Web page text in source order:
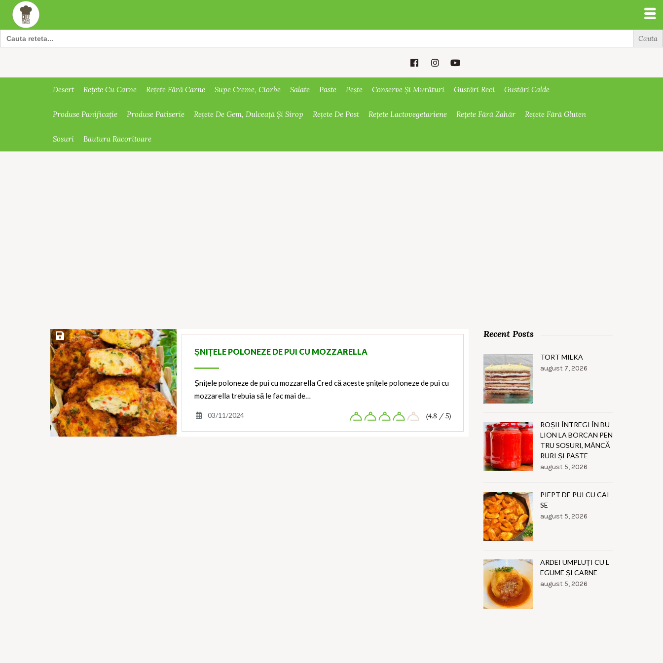
Search
for:
Desert Rețete Cu Carne Rețete Fără Carne Supe Creme, Ciorbe Salate Paste Pește Conserve Și Murături Gustări Reci Gustări Calde
Produse Panificație Produse Patiserie Rețete De Gem, Dulceață Și Sirop Rețete De Post Rețete Lactovegetariene Rețete Fără Zahăr Rețete Fără Gluten
Sosuri Bautura Racoritoare
Save Recipe
ȘNIȚELE POLONEZE DE PUI CU MOZZARELLA
Șnițele poloneze de pui cu mozzarella Cred că aceste șnițele poloneze de pui cu
mozzarella trebuia să le fac mai de…
03/11/2024 (4.8 / 5)
Recent Posts
TORT MILKA
august 7, 2026
ROȘII ÎNTREGI ÎN BU
LION LA BORCAN PEN
TRU SOSURI, MÂNCĂ
RURI ȘI PASTE
august 5, 2026
PIEPT DE PUI CU CAI
SE
august 5, 2026
ARDEI UMPLUȚI CU L
EGUME ȘI CARNE
august 5, 2026